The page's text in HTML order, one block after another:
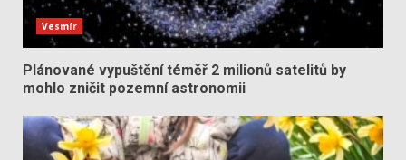
Vesmír
Plánované vypuštění téměř 2 milionů satelitů by
mohlo zničit pozemní astronomii